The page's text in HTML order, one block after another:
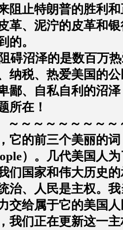
阻止特朗普的胜利
革、泥泞的皮革和
的。
碍沼泽的是数百万
纳税、热爱美国的
鄙、自私自利的沼
在！
～～～～～～～～～
它的前三个美丽的
）。几代美国人
们国家和伟大历史
治、人民是主权。
交给属于它的美国
我们正在更新这一